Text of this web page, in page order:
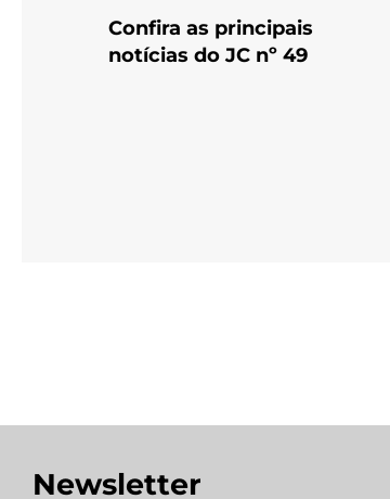
Confira as principais
notícias do JC nº 49
Newsletter